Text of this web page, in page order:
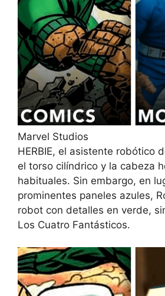
Marvel Studios
HERBIE, el asistente robótico
el torso cilíndrico y la cabeza
habituales. Sin embargo, en
prominentes paneles azules,
robot con detalles en verde,
Los Cuatro Fantásticos.